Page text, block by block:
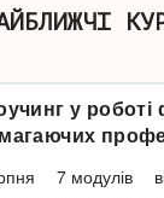
у роботі
7 модулів